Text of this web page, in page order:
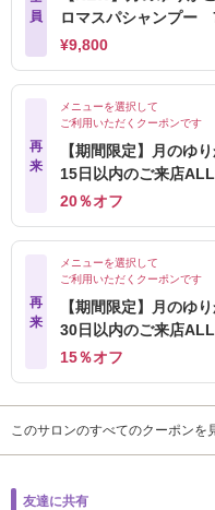
員
ロマスパシャンプー
¥9,800
再
来
メニューを選択して
ご利用いただくクーポンです
【期間限定】月のゆ
15日以内のご来店
20％オフ
再
来
メニューを選択して
ご利用いただくクーポンです
【期間限定】月のゆ
30日以内のご来店
15％オフ
このサロンのすべてのクーポンを
友達に共有